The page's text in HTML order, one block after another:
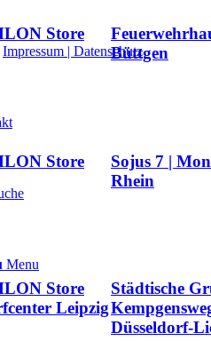
Impressum | Datenschutz
Menu
Store
Büttgen
Store
Sojus 7 |
Rhein
Store
Leipzig
Städtische
Düsseldorf-